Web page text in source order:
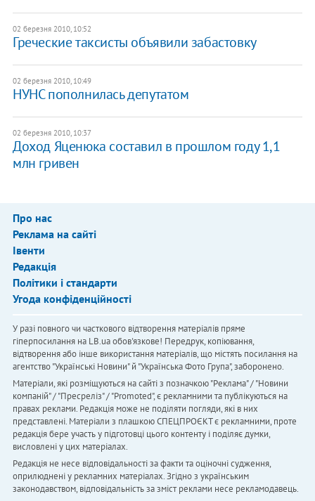
02 березня 2010, 10:52
Греческие таксисты объявили забастовку
02 березня 2010, 10:49
НУНС пополнилась депутатом
02 березня 2010, 10:37
Доход Яценюка составил в прошлом году 1,1
млн гривен
Про нас
Реклама на сайті
Івенти
Редакція
Політики і стандарти
Угода конфіденційності
У разі повного чи часткового відтворення матеріалів пряме
гіперпосилання на LB.ua обов'язкове! Передрук, копіювання,
відтворення або інше використання матеріалів, що містять посилання на
агентство "Українськi Новини" й "Українська Фото Група", заборонено.
Матеріали, які розміщуються на сайті з позначкою "Реклама" / "Новини
компаній" / "Пресреліз" / "Promoted", є рекламними та публікуються на
правах реклами. Редакція може не поділяти погляди, які в них
представлені. Матеріали з плашкою СПЕЦПРОЄКТ є рекламними, проте
редакція бере участь у підготовці цього контенту і поділяє думки,
висловлені у цих матеріалах.
Редакція не несе відповідальності за факти та оціночні судження,
оприлюднені у рекламних матеріалах. Згідно з українським
законодавством, відповідальність за зміст реклами несе рекламодавець.